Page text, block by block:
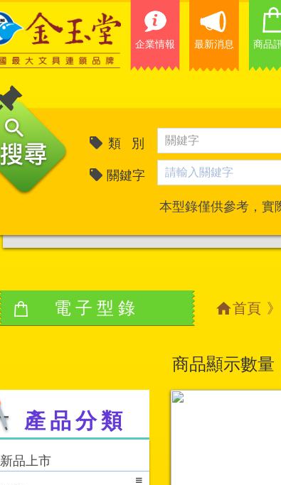
企業情報 最新消息 商品
類 別
關鍵字
本型錄僅供參考，實
電子型錄 首頁 》
產品分類
新品上市
商品顯示數量